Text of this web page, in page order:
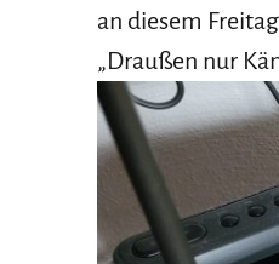
an diesem
„Draußen nur